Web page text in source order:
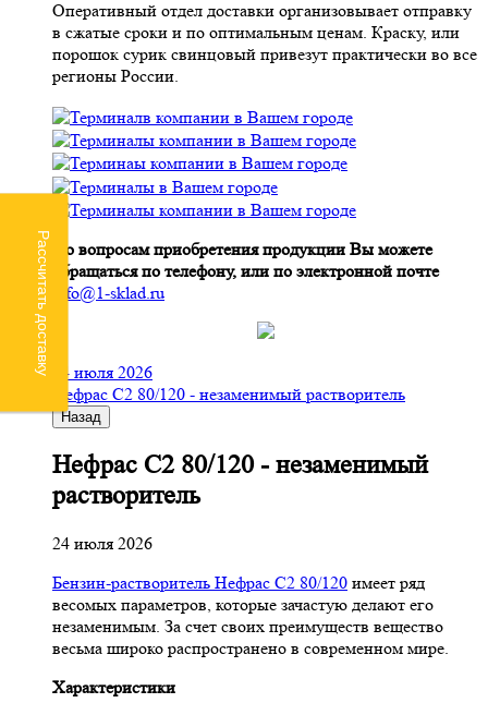
Оперативный отдел доставки организовывает отправку
в сжатые сроки и по оптимальным ценам. Краску, или
порошок сурик свинцовый привезут практически во все
регионы России.
По вопросам приобретения продукции Вы можете
обращаться по телефону, или по электронной почте
info@1-sklad.ru
24 июля 2026
Нефрас С2 80/120 - незаменимый растворитель
Назад
Нефрас С2 80/120 - незаменимый
растворитель
24 июля 2026
Бензин-растворитель Нефрас С2 80/120 имеет ряд
весомых параметров, которые зачастую делают его
незаменимым. За счет своих преимуществ вещество
весьма широко распространено в современном мире.
Характеристики
Рассчитать доставку